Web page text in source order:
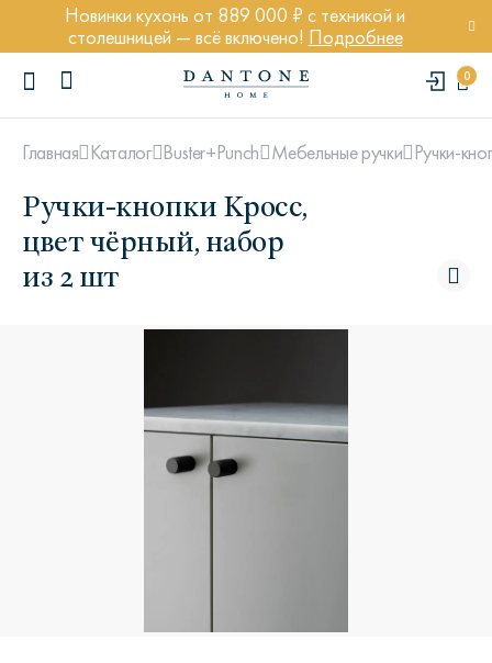
Новинки кухонь от 889 000 ₽ с техникой и
столешницей — всё включено! Подробнее
0
ПОПУЛЯРНЫЕ ЗАПРОСЫ
Главная Каталог Buster+Punch Мебельные ручки Ручки-
Ручки-кнопки Кросс,
цвет чёрный, набор
из 2 шт